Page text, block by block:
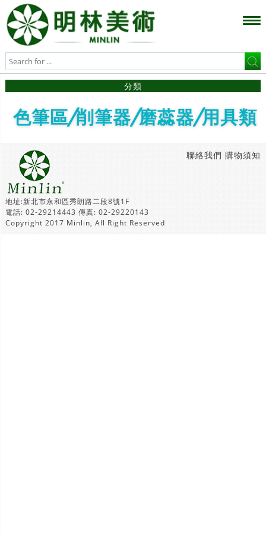
分類
色筆區/削筆器/磨蕊器/用具類
購物須知
聯絡我們
地址:新北市永和區秀朗路二段8號1F
電話: 02-29214443 傳真: 02-29220143
Copyright 2017 Minlin, All Right Reserved